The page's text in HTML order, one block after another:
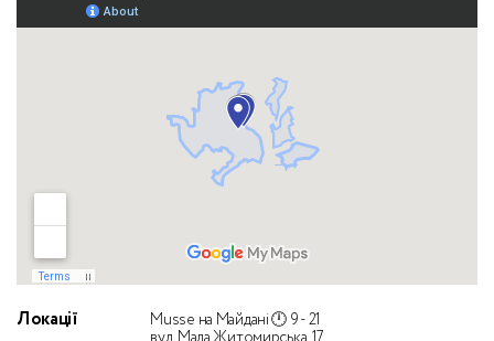
Локації
Musse на Майдані 🕛 9 - 21